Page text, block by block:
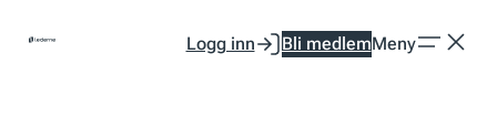
Logg inn Bli medlemMeny